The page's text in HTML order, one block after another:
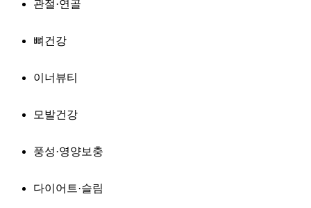
관절·연골
뼈건강
이너뷰티
모발건강
풍성·영양보충
다이어트·슬림